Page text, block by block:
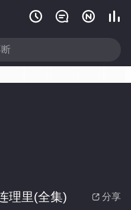
   
 分享
理里(全集)